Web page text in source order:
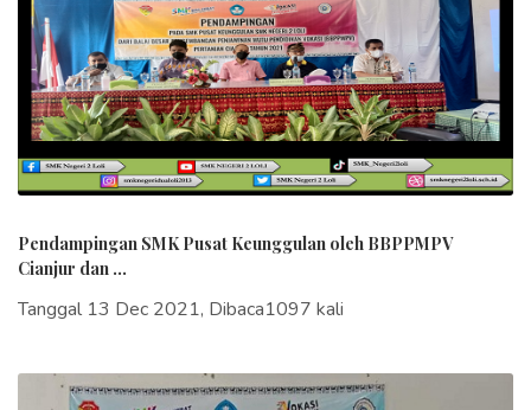
Pendampingan SMK Pusat Keunggulan oleh BBPPMPV
Cianjur dan ...
Tanggal 13 Dec 2021, Dibaca1097 kali